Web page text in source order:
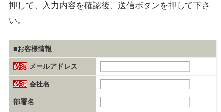
押して、入力内容を確認後、送信ボタンを押して下さ
い。
■お客様情報
必須メールアドレス
必須会社名
部署名